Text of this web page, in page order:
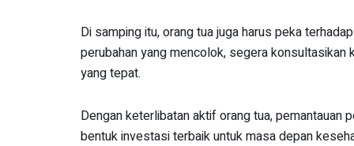
Di samping itu, orang tua juga harus peka
perubahan yang mencolok, segera
yang tepat.
Dengan keterlibatan aktif orang tua, pemantauan
bentuk investasi terbaik untuk masa depan